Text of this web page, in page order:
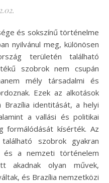
nyilvánul meg, különösen
területén található
szobrok nem csupán
mély társadalmi és
Ezek az alkotások
identitását, a helyi
a vallási és politikai
formálódását kísérték. Az
szobrok gyakran
és a nemzeti történelem
akadnak olyan művek,
és Brazília nemzetközi